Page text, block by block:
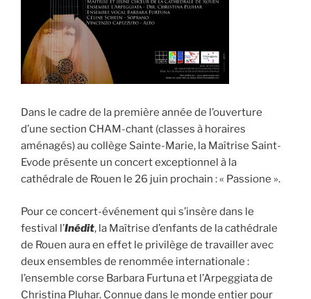
Dans le cadre de la première année de l’ouverture
d’une section CHAM-chant (classes à horaires
aménagés) au collège Sainte-Marie, la Maîtrise Saint-
Evode présente un concert exceptionnel à la
cathédrale de Rouen le 26 juin prochain : « Passione ».
Pour ce concert-événement qui s’insère dans le
festival l’Inédit, la Maîtrise d’enfants de la cathédrale
de Rouen aura en effet le privilège de travailler avec
deux ensembles de renommée internationale :
l’ensemble corse Barbara Furtuna et l’Arpeggiata de
Christina Pluhar. Connue dans le monde entier pour